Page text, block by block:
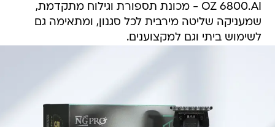
OZ 6800.AI - מכונת תספורת וגילוח מתקדמת,
שמעניקה שליטה מירבית לכל סגנון, ומתאימה גם
לשימוש ביתי וגם למקצוענים.